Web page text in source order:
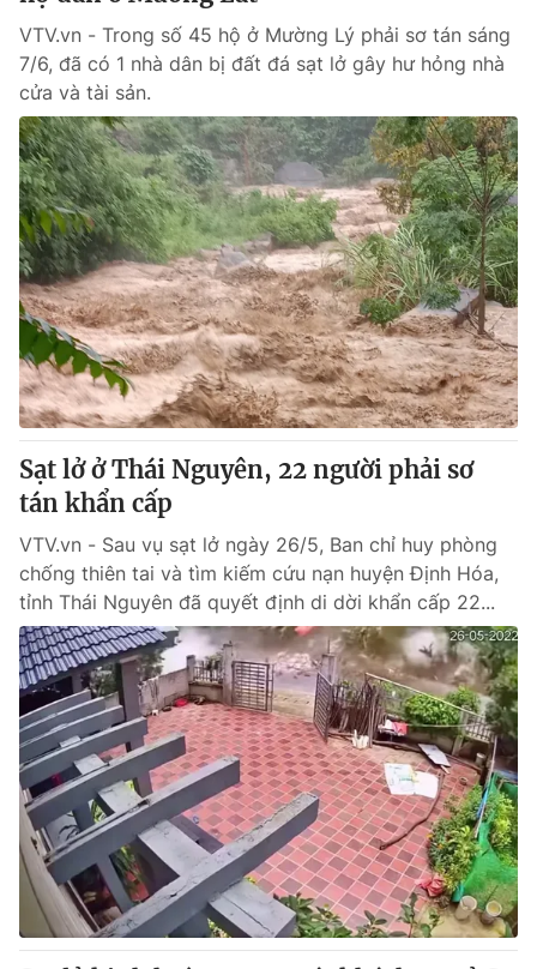
VTV.vn - Trong số 45 hộ ở Mường Lý phải sơ tán sáng
7/6, đã có 1 nhà dân bị đất đá sạt lở gây hư hỏng nhà
cửa và tài sản.
Sạt lở ở Thái Nguyên, 22 người phải sơ
tán khẩn cấp
VTV.vn - Sau vụ sạt lở ngày 26/5, Ban chỉ huy phòng
chống thiên tai và tìm kiếm cứu nạn huyện Định Hóa,
tỉnh Thái Nguyên đã quyết định di dời khẩn cấp 22...